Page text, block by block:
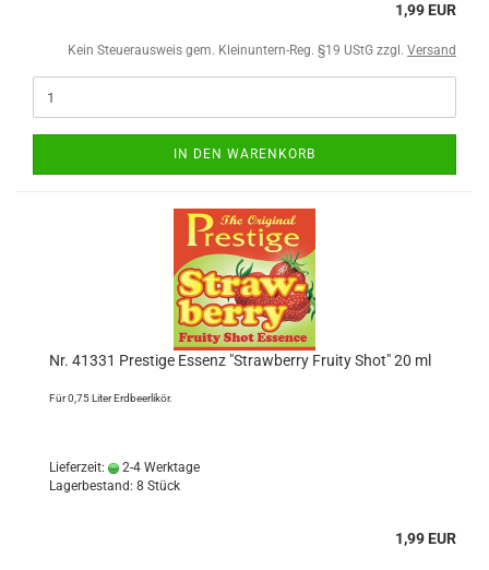
1,99 EUR
Kein Steuerausweis gem. Kleinuntern-Reg. §19 UStG zzgl. Versand
IN DEN WARENKORB
Nr. 41331 Prestige Essenz "Strawberry Fruity Shot" 20 ml
Für 0,75 Liter Erdbeerlikör.
Lieferzeit:
2-4 Werktage
Lagerbestand: 8 Stück
1,99 EUR